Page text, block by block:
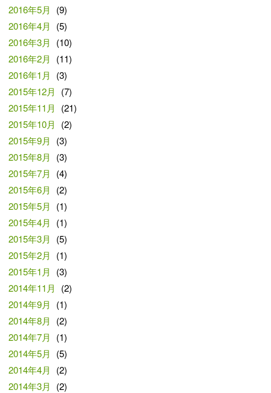
2016年5月
(9)
2016年4月
(5)
2016年3月
(10)
2016年2月
(11)
2016年1月
(3)
2015年12月
(7)
2015年11月
(21)
2015年10月
(2)
2015年9月
(3)
2015年8月
(3)
2015年7月
(4)
2015年6月
(2)
2015年5月
(1)
2015年4月
(1)
2015年3月
(5)
2015年2月
(1)
2015年1月
(3)
2014年11月
(2)
2014年9月
(1)
2014年8月
(2)
2014年7月
(1)
2014年5月
(5)
2014年4月
(2)
2014年3月
(2)